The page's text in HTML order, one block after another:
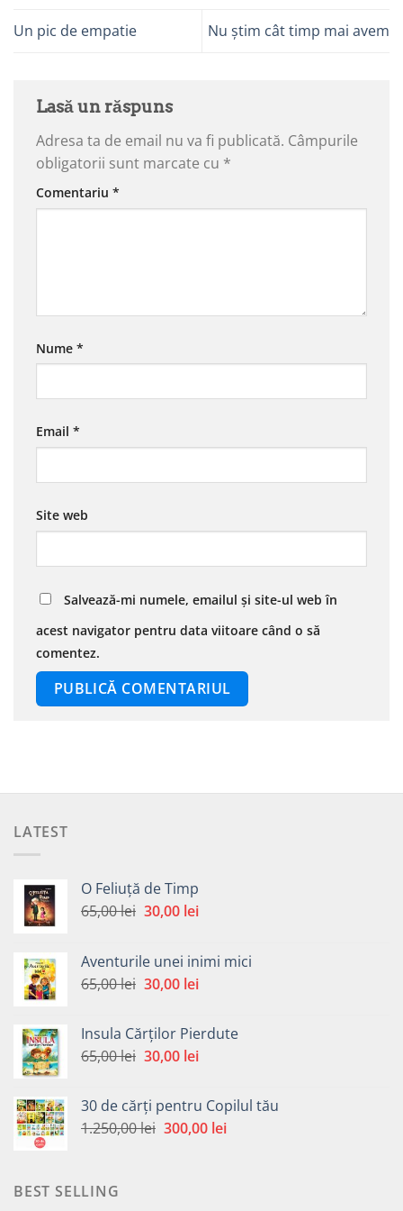
Un pic de empatie Nu știm cât timp mai avem
Lasă un răspuns
Adresa ta de email nu va fi publicată. Câmpurile
obligatorii sunt marcate cu *
Comentariu *
Nume *
Email *
Site web
Salvează-mi numele, emailul și site-ul web în
acest navigator pentru data viitoare când o să
comentez.
LATEST
O Feliuță de Timp
65,00lei Prețul
fost:
65,00 lei.
30,00 leiPrețul
30,00 lei.
Aventurile unei inimi mici
65,00lei Prețul
fost:
65,00 lei.
30,00 leiPrețul
30,00 lei.
Insula Cărților Pierdute
65,00lei Prețul
fost:
65,00 lei.
30,00 leiPrețul
30,00 lei.
30 de cărți pentru Copilul tău
1.250,00lei Prețul
300,00 leiPrețul
BEST SELLING